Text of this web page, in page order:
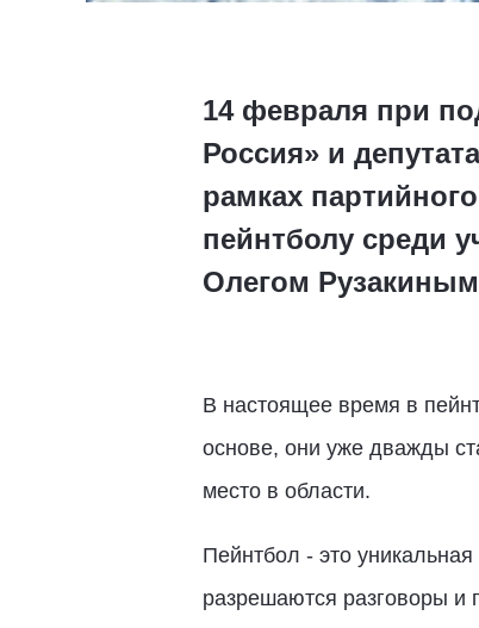
14 февраля при
Россия» и
рамках
пейнтболу среди
Олегом Рузакиным
В настоящее время в
основе, они уже дважды
место в области.
Пейнтбол - это
разрешаются разговоры и